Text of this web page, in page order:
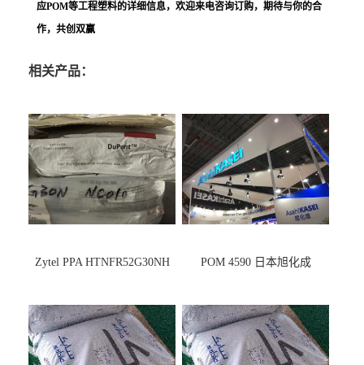
应POM等工程塑料的详细信息，欢迎来电咨询订购，期待与你的合
作，共创双赢
相关产品：
Zytel PPA HTNFR52G30NH POM 4590 日本旭化成